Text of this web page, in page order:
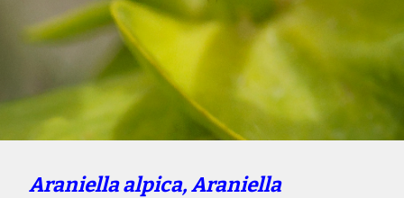
Araniella alpica, Araniella